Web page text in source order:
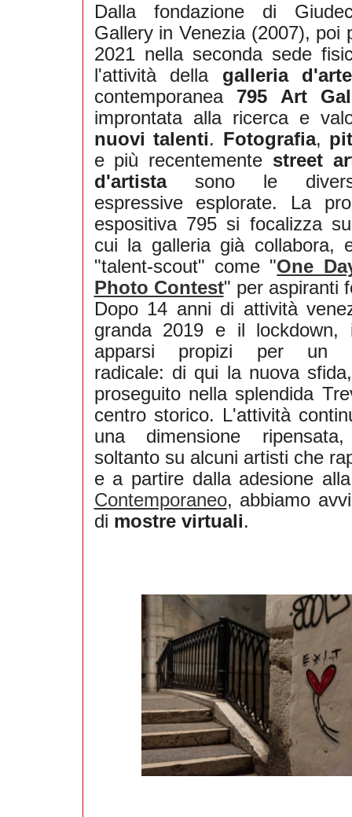
Dalla fondazione di
Gallery in Venezia (2007), poi
2021 nella seconda sede
l'attività della galleria d'arte
contemporanea 795 Art
improntata alla ricerca e
nuovi talenti. Fotografia,
e più recentemente street
d'artistasono le
espressive esplorate. La
espositiva 795 si focalizza
cui la galleria già collabora,
"talent-scout" come "One
Photo Contest" per aspiranti
Dopo 14 anni di attività
granda 2019 e il lockdown,
apparsi propizi per un
radicale: di qui la nuova
proseguito nella splendida
centro storico. L'attività
una dimensione ripensata,
soltanto su alcuni artisti che
e a partire dalla adesione
Contemporaneo, abbiamo
di mostre virtuali.